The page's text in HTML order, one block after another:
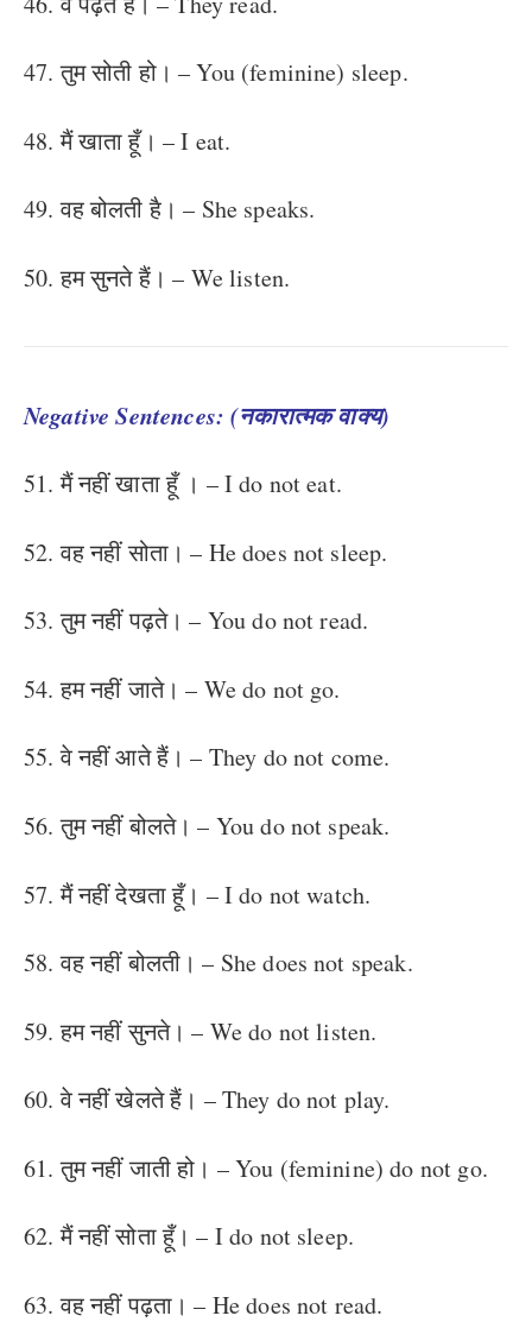
47. तुम सोती हो। – You (feminine) sleep.
48. मैं खाता हूँ। – I eat.
49. वह बोलती है। – She speaks.
50. हम सुनते हैं। – We listen.
Negative Sentences: (नकारात्मक वाक्य)
51. मैं नहीं खाता हूँ । – I do not eat.
52. वह नहीं सोता। – He does not sleep.
53. तुम नहीं पढ़ते। – You do not read.
54. हम नहीं जाते। – We do not go.
55. वे नहीं आते हैं। – They do not come.
56. तुम नहीं बोलते। – You do not speak.
57. मैं नहीं देखता हूँ। – I do not watch.
58. वह नहीं बोलती। – She does not speak.
59. हम नहीं सुनते। – We do not listen.
60. वे नहीं खेलते हैं। – They do not play.
61. तुम नहीं जाती हो। – You (feminine) do not go.
62. मैं नहीं सोता हूँ। – I do not sleep.
63. वह नहीं पढ़ता। – He does not read.